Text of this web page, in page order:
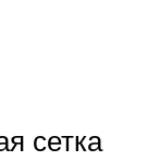
сетка